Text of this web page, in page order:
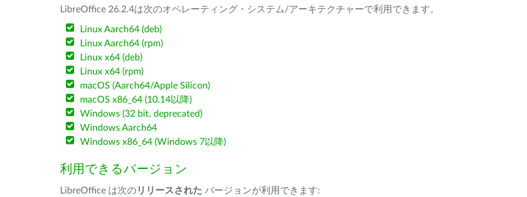
LibreOffice 26.2.4は次のオペレーティング・システム/アーキテクチャーで利用できます。
Linux Aarch64 (deb)
Linux Aarch64 (rpm)
Linux x64 (deb)
Linux x64 (rpm)
macOS (Aarch64/Apple Silicon)
macOS x86_64 (10.14以降)
Windows (32 bit, deprecated)
Windows Aarch64
Windows x86_64 (Windows 7以降)
利用できるバージョン
LibreOffice は次のリリースされた バージョンが利用できます: